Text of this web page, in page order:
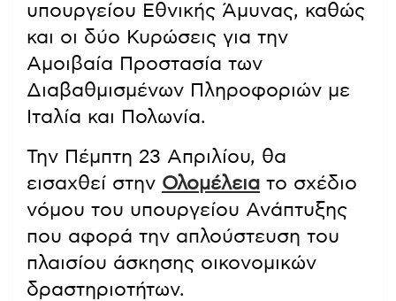
υπουργείου Εθνικής Άμυνας, καθώς
και οι δύο Κυρώσεις για την
Αμοιβαία Προστασία των
Διαβαθμισμένων Πληροφοριών με
Ιταλία και Πολωνία.
Την Πέμπτη 23 Απριλίου, θα
εισαχθεί στην Ολομέλεια το σχέδιο
νόμου του υπουργείου Ανάπτυξης
που αφορά την απλούστευση του
πλαισίου άσκησης οικονομικών
δραστηριοτήτων.